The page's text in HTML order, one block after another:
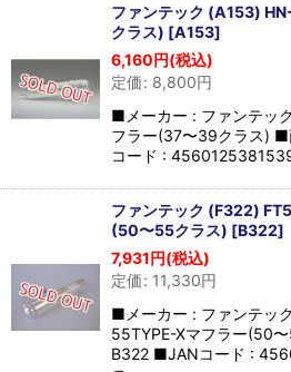
ファンテック (A153)
クラス) [A153]
6,160円(税込)
定価: 8,800円
■メーカー : ファンテッ
フラー(37〜39クラス)
コード :
ファンテック (F322)
(50〜55クラス) [B322]
7,931円(税込)
定価: 11,330円
■メーカー : ファンテッ
55TYPE-Xマフラー(50
B322 ■JANコード :